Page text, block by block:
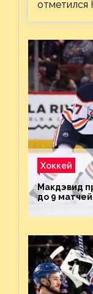
отметился
Хоккей
Макдэвид
до 9